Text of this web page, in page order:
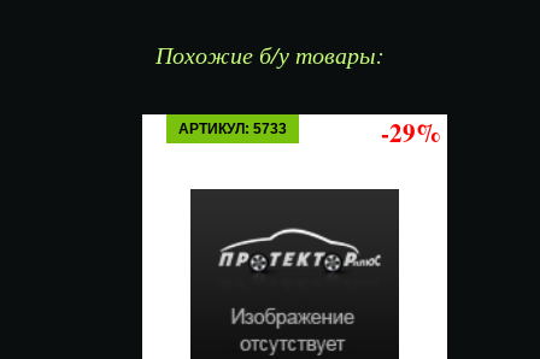
Похожие б/у товары:
АРТИКУЛ: 5733 -29%